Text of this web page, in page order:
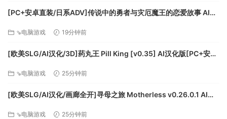
[PC+安卓直装/日系ADV]传说中的勇者与灾厄魔王的恋爱故事 AI汉
⇘电脑游戏 19分钟前
[欧美SLG/AI汉化/3D]药丸王 Pill King [v0.35] AI汉化版[PC+安
⇘电脑游戏 25分钟前
[欧美SLG/AI汉化/画廊全开]寻母之旅 Motherless v0.26.0.1 AI汉
⇘电脑游戏 25分钟前